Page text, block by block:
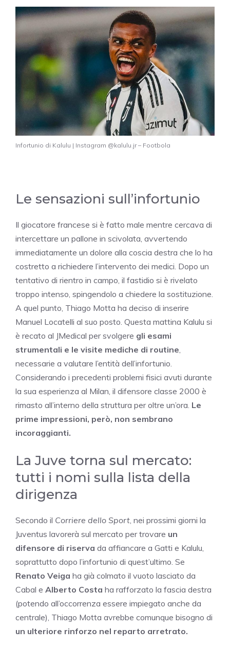
Infortunio di Kalulu | Instagram @kalulu.jr – Footbola
Le sensazioni sull’infortunio
Il giocatore francese si è fatto male mentre cercava di
intercettare un pallone in scivolata, avvertendo
immediatamente un dolore alla coscia destra che lo ha
costretto a richiedere l’intervento dei medici. Dopo un
tentativo di rientro in campo, il fastidio si è rivelato
troppo intenso, spingendolo a chiedere la sostituzione.
A quel punto, Thiago Motta ha deciso di inserire
Manuel Locatelli al suo posto. Questa mattina Kalulu si
è recato al JMedical per svolgere gli esami
strumentali e le visite mediche di routine,
necessarie a valutare l’entità dell’infortunio.
Considerando i precedenti problemi fisici avuti durante
la sua esperienza al Milan, il difensore classe 2000 è
rimasto all’interno della struttura per oltre un’ora. Le
prime impressioni, però, non sembrano
incoraggianti.
La Juve torna sul mercato:
tutti i nomi sulla lista della
dirigenza
Secondo il Corriere dello Sport, nei prossimi giorni la
Juventus lavorerà sul mercato per trovare un
difensore di riserva da affiancare a Gatti e Kalulu,
soprattutto dopo l’infortunio di quest’ultimo. Se
Renato Veiga ha già colmato il vuoto lasciato da
Cabal e Alberto Costa ha rafforzato la fascia destra
(potendo all’occorrenza essere impiegato anche da
centrale), Thiago Motta avrebbe comunque bisogno di
un ulteriore rinforzo nel reparto arretrato.